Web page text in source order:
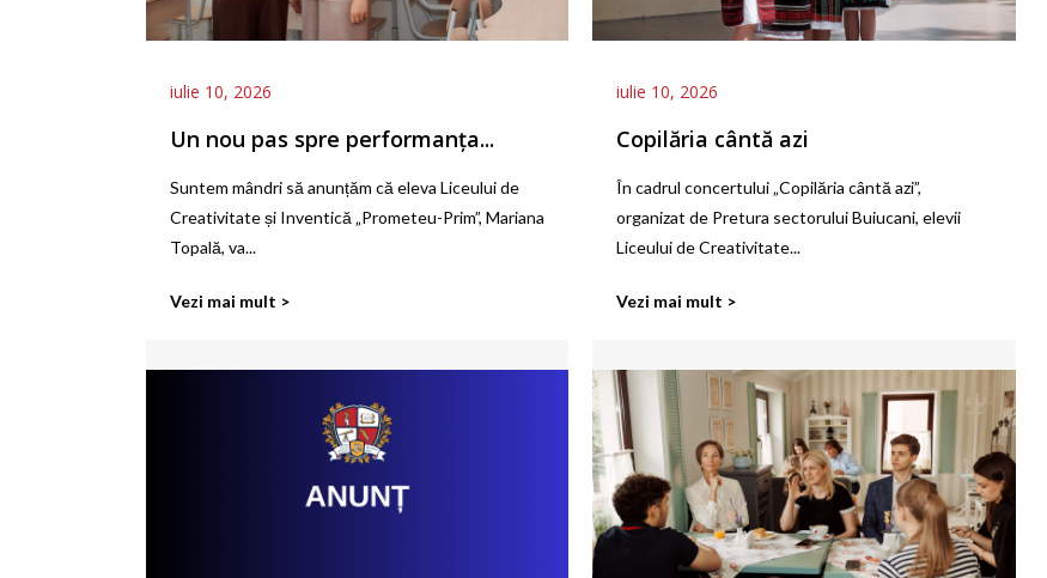
iulie 10, 2026
Un nou pas spre performanța...
Suntem mândri să anunțăm că eleva Liceului de
Creativitate și Inventică „Prometeu-Prim”, Mariana
Topală, va...
Vezi mai mult >
iulie 10, 2026
Copilăria cântă azi
În cadrul concertului „Copilăria cântă azi”,
organizat de Pretura sectorului Buiucani, elevii
Liceului de Creativitate...
Vezi mai mult >